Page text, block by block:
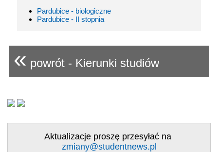
Pardubice - biologiczne
Pardubice - II stopnia
« powrót - Kierunki studiów
Aktualizacje proszę przesyłać na
zmiany@studentnews.pl